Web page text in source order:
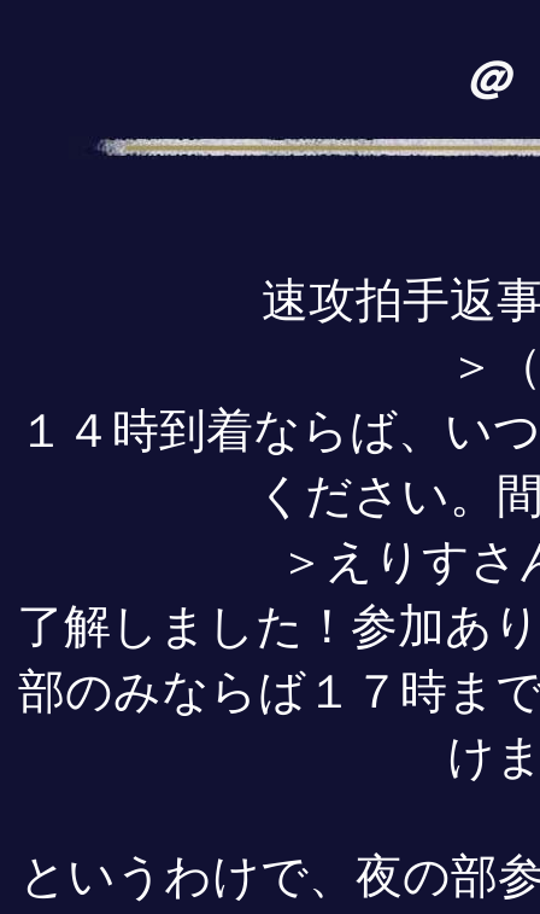
速攻拍手返
＞
１４時到着ならば、い
ください。
＞えりす
了解しました！参加あ
部のみならば１７時ま
け
というわけで、夜の部